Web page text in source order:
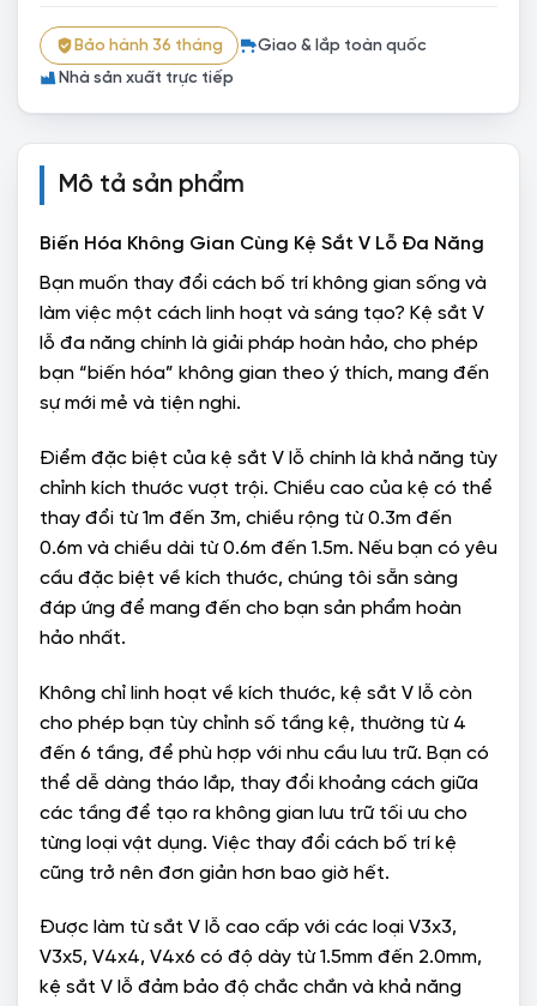
Bảo hành 36 tháng
Giao & lắp toàn quốc
Nhà sản xuất trực tiếp
Mô tả sản phẩm
Biến Hóa Không Gian Cùng Kệ Sắt V Lỗ Đa Năng
Bạn muốn thay đổi cách bố trí không gian sống và
làm việc một cách linh hoạt và sáng tạo? Kệ sắt V
lỗ đa năng chính là giải pháp hoàn hảo, cho phép
bạn “biến hóa” không gian theo ý thích, mang đến
sự mới mẻ và tiện nghi.
Điểm đặc biệt của kệ sắt V lỗ chính là khả năng tùy
chỉnh kích thước vượt trội. Chiều cao của kệ có thể
thay đổi từ 1m đến 3m, chiều rộng từ 0.3m đến
0.6m và chiều dài từ 0.6m đến 1.5m. Nếu bạn có yêu
cầu đặc biệt về kích thước, chúng tôi sẵn sàng
đáp ứng để mang đến cho bạn sản phẩm hoàn
hảo nhất.
Không chỉ linh hoạt về kích thước, kệ sắt V lỗ còn
cho phép bạn tùy chỉnh số tầng kệ, thường từ 4
đến 6 tầng, để phù hợp với nhu cầu lưu trữ. Bạn có
thể dễ dàng tháo lắp, thay đổi khoảng cách giữa
các tầng để tạo ra không gian lưu trữ tối ưu cho
từng loại vật dụng. Việc thay đổi cách bố trí kệ
cũng trở nên đơn giản hơn bao giờ hết.
Được làm từ sắt V lỗ cao cấp với các loại V3x3,
V3x5, V4x4, V4x6 có độ dày từ 1.5mm đến 2.0mm,
kệ sắt V lỗ đảm bảo độ chắc chắn và khả năng